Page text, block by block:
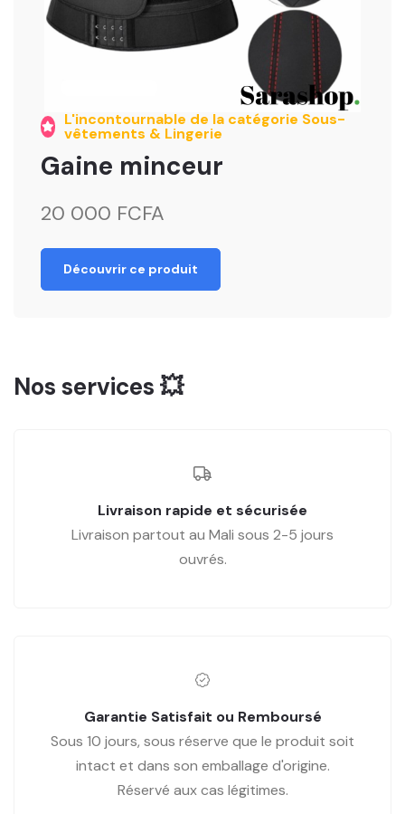
L'incontournable de la catégorie Sous-
vêtements & Lingerie
Gaine minceur
20 000 FCFA
Découvrir ce produit
Nos services 💥
Livraison rapide et sécurisée
Livraison partout au Mali sous 2-5 jours
ouvrés.
Garantie Satisfait ou Remboursé
Sous 10 jours, sous réserve que le produit soit
intact et dans son emballage d'origine.
Réservé aux cas légitimes.